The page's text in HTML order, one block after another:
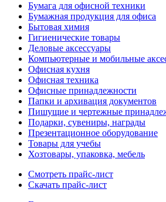
Бумага для офисной техники
Бумажная продукция для офиса
Бытовая химия
Гигиенические товары
Деловые аксессуары
Компьютерные и мобильные
Офисная кухня
Офисная техника
Офисные принадлежности
Папки и архивация документов
Пишущие и чертежные
Подарки, сувениры, награды
Презентационное оборудование
Товары для учебы
Хозтовары, упаковка, мебель
Смотреть прайс-лист
Скачать прайс-лист